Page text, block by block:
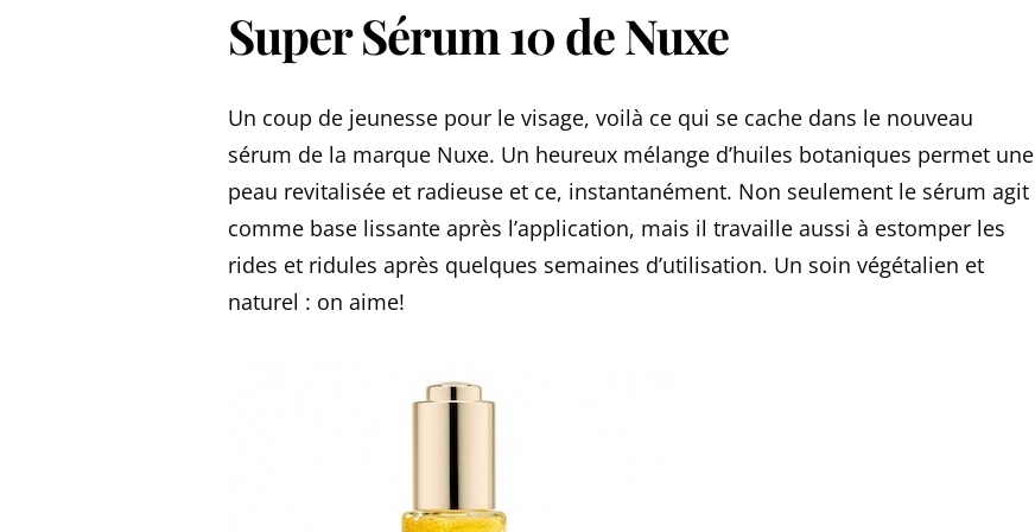
Super Sérum 10 de Nuxe
Un coup de jeunesse pour le visage, voilà ce qui se cache dans le nouveau
sérum de la marque Nuxe. Un heureux mélange d’huiles botaniques permet une
peau revitalisée et radieuse et ce, instantanément. Non seulement le sérum agit
comme base lissante après l’application, mais il travaille aussi à estomper les
rides et ridules après quelques semaines d’utilisation. Un soin végétalien et
naturel : on aime!